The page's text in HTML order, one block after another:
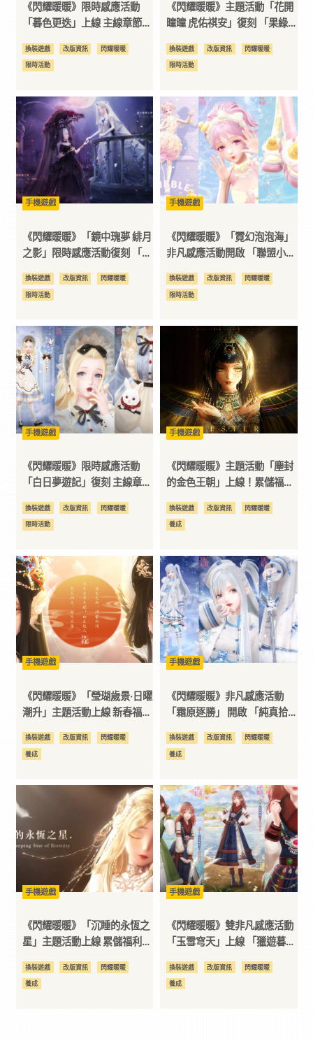
次
元
｜
3C
科
技
全
方
位
資
訊
台
《閃耀暖暖》限時感應活動
「暮色更迭」上線 主線章節
換裝遊戲 改版資訊 閃耀暖暖
限時活動
《閃耀暖暖》主題活動「花開
曈曈 虎佑祺安」復刻 「果綠
換裝遊戲 改版資訊 閃耀暖暖
限時活動
手機遊戲
《閃耀暖暖》「鏡中瑰夢 緋月
之影」限時感應活動復刻 「未
換裝遊戲 改版資訊 閃耀暖暖
限時活動
手機遊戲
《閃耀暖暖》「霓幻泡泡海」
非凡感應活動開啟 「聯盟小劇
換裝遊戲 改版資訊 閃耀暖暖
限時活動
手機遊戲
《閃耀暖暖》限時感應活動
「白日夢遊記」復刻 主線章節
換裝遊戲 改版資訊 閃耀暖暖
限時活動
手機遊戲
《閃耀暖暖》主題活動「塵封
的金色王朝」上線！累儲福利
換裝遊戲 改版資訊 閃耀暖暖
養成
手機遊戲
《閃耀暖暖》「瑩瑚歲景·日曜
潮升」主題活動上線 新春福利
換裝遊戲 改版資訊 閃耀暖暖
養成
手機遊戲
《閃耀暖暖》非凡感應活動
「霜原逐勝」 開啟 「純真拾
換裝遊戲 改版資訊 閃耀暖暖
養成
手機遊戲
《閃耀暖暖》「沉睡的永恆之
星」主題活動上線 累儲福利
換裝遊戲 改版資訊 閃耀暖暖
養成
手機遊戲
《閃耀暖暖》雙非凡感應活動
「玉雪穹天」上線 「獵遊暮
換裝遊戲 改版資訊 閃耀暖暖
養成